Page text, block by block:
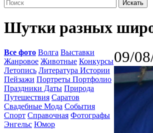
Шутки разных
Все фото Волга Выставки
Жанровое Животные Конкурсы
Летопись Литература Истории
Пейзажи Портреты Портфолио
Праздники Даты Природа
Путешествия Саратов
Свадебные Мода События
Спорт Справочная Фотографы
Энгельс Юмор
09/